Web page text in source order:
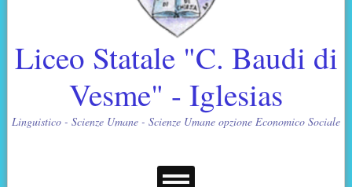
Liceo Statale "C. Baudi di
Vesme" - Iglesias
Linguistico - Scienze Umane - Scienze Umane opzione Economico Sociale
Menu principale